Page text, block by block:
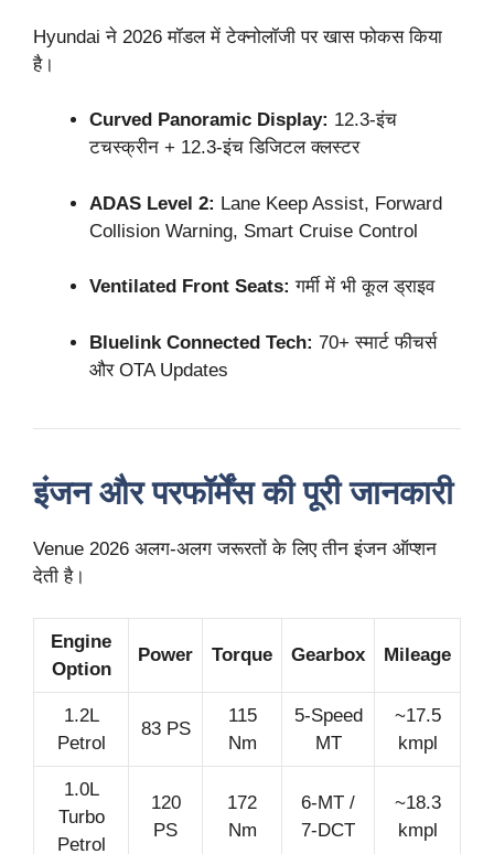
Hyundai ने 2026 मॉडल में टेक्नोलॉजी पर खास फोकस किया
है।
Curved Panoramic Display: 12.3-इंच
टचस्क्रीन + 12.3-इंच डिजिटल क्लस्टर
ADAS Level 2: Lane Keep Assist, Forward
Collision Warning, Smart Cruise Control
Ventilated Front Seats: गर्मी में भी कूल ड्राइव
Bluelink Connected Tech: 70+ स्मार्ट फीचर्स
और OTA Updates
इंजन और परफॉर्मेंस की पूरी जानकारी
Venue 2026 अलग-अलग जरूरतों के लिए तीन इंजन ऑप्शन
देती है।
Engine
Option
Power Torque Gearbox Mileage
1.2L
Petrol
83 PS
115
Nm
5-Speed
MT
~17.5
kmpl
1.0L
Turbo
Petrol
120
PS
172
Nm
6-MT /
7-DCT
~18.3
kmpl